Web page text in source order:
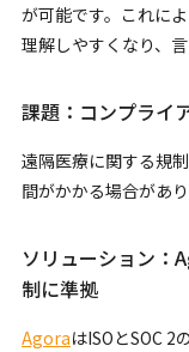
が可能です。これに
理解しやすくなり、
課題：コンプライ
遠隔医療に関する規
間がかかる場合があり
ソリューション：
制に準拠
AgoraはISOとSOC 2